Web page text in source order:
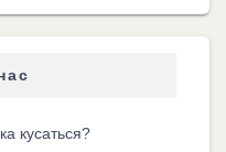
кусаться?